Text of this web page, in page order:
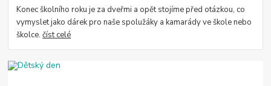
Konec školního roku je za dveřmi a opět stojíme před otázkou, co
vymyslet jako dárek pro naše spolužáky a kamarády ve škole nebo
školce.číst celé